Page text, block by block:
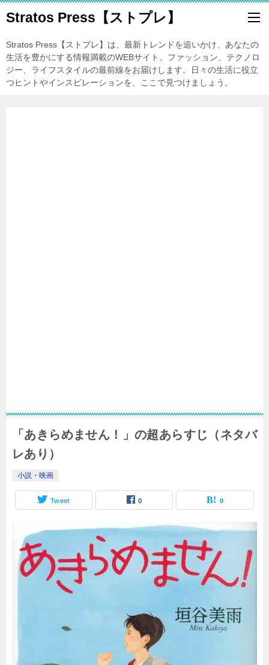
Stratos Press【ストプレ】
Stratos Press【ストプレ】は、最新トレンドを追いかけ、あなたの
生活を豊かにする情報満載のWEBサイト。ファッション、テクノロ
ジー、ライフスタイルの最前線をお届けします。日々の生活に役立
つヒントやインスピレーションを、ここで見つけましょう。
「あきらめません！」の超あらすじ（ネタバ
レあり）
小説・映画
Tweet 0 0